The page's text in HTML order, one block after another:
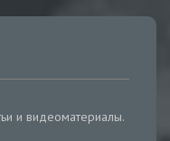
и видеоматериалы.